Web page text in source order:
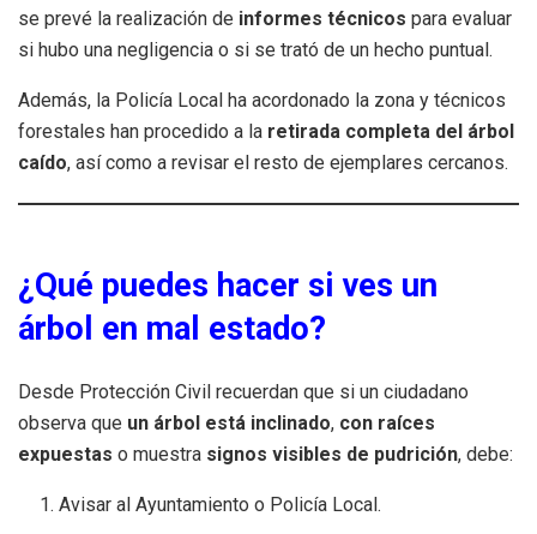
se prevé la realización de informes técnicos para evaluar
si hubo una negligencia o si se trató de un hecho puntual.
Además, la Policía Local ha acordonado la zona y técnicos
forestales han procedido a la retirada completa del árbol
caído, así como a revisar el resto de ejemplares cercanos.
¿Qué puedes hacer si ves un
árbol en mal estado?
Desde Protección Civil recuerdan que si un ciudadano
observa que un árbol está inclinado, con raíces
expuestas o muestra signos visibles de pudrición, debe:
Avisar al Ayuntamiento o Policía Local.